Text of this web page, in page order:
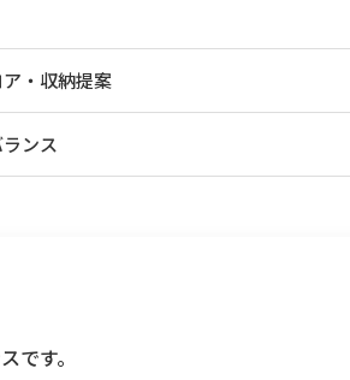
・収納提案
ンス
です。